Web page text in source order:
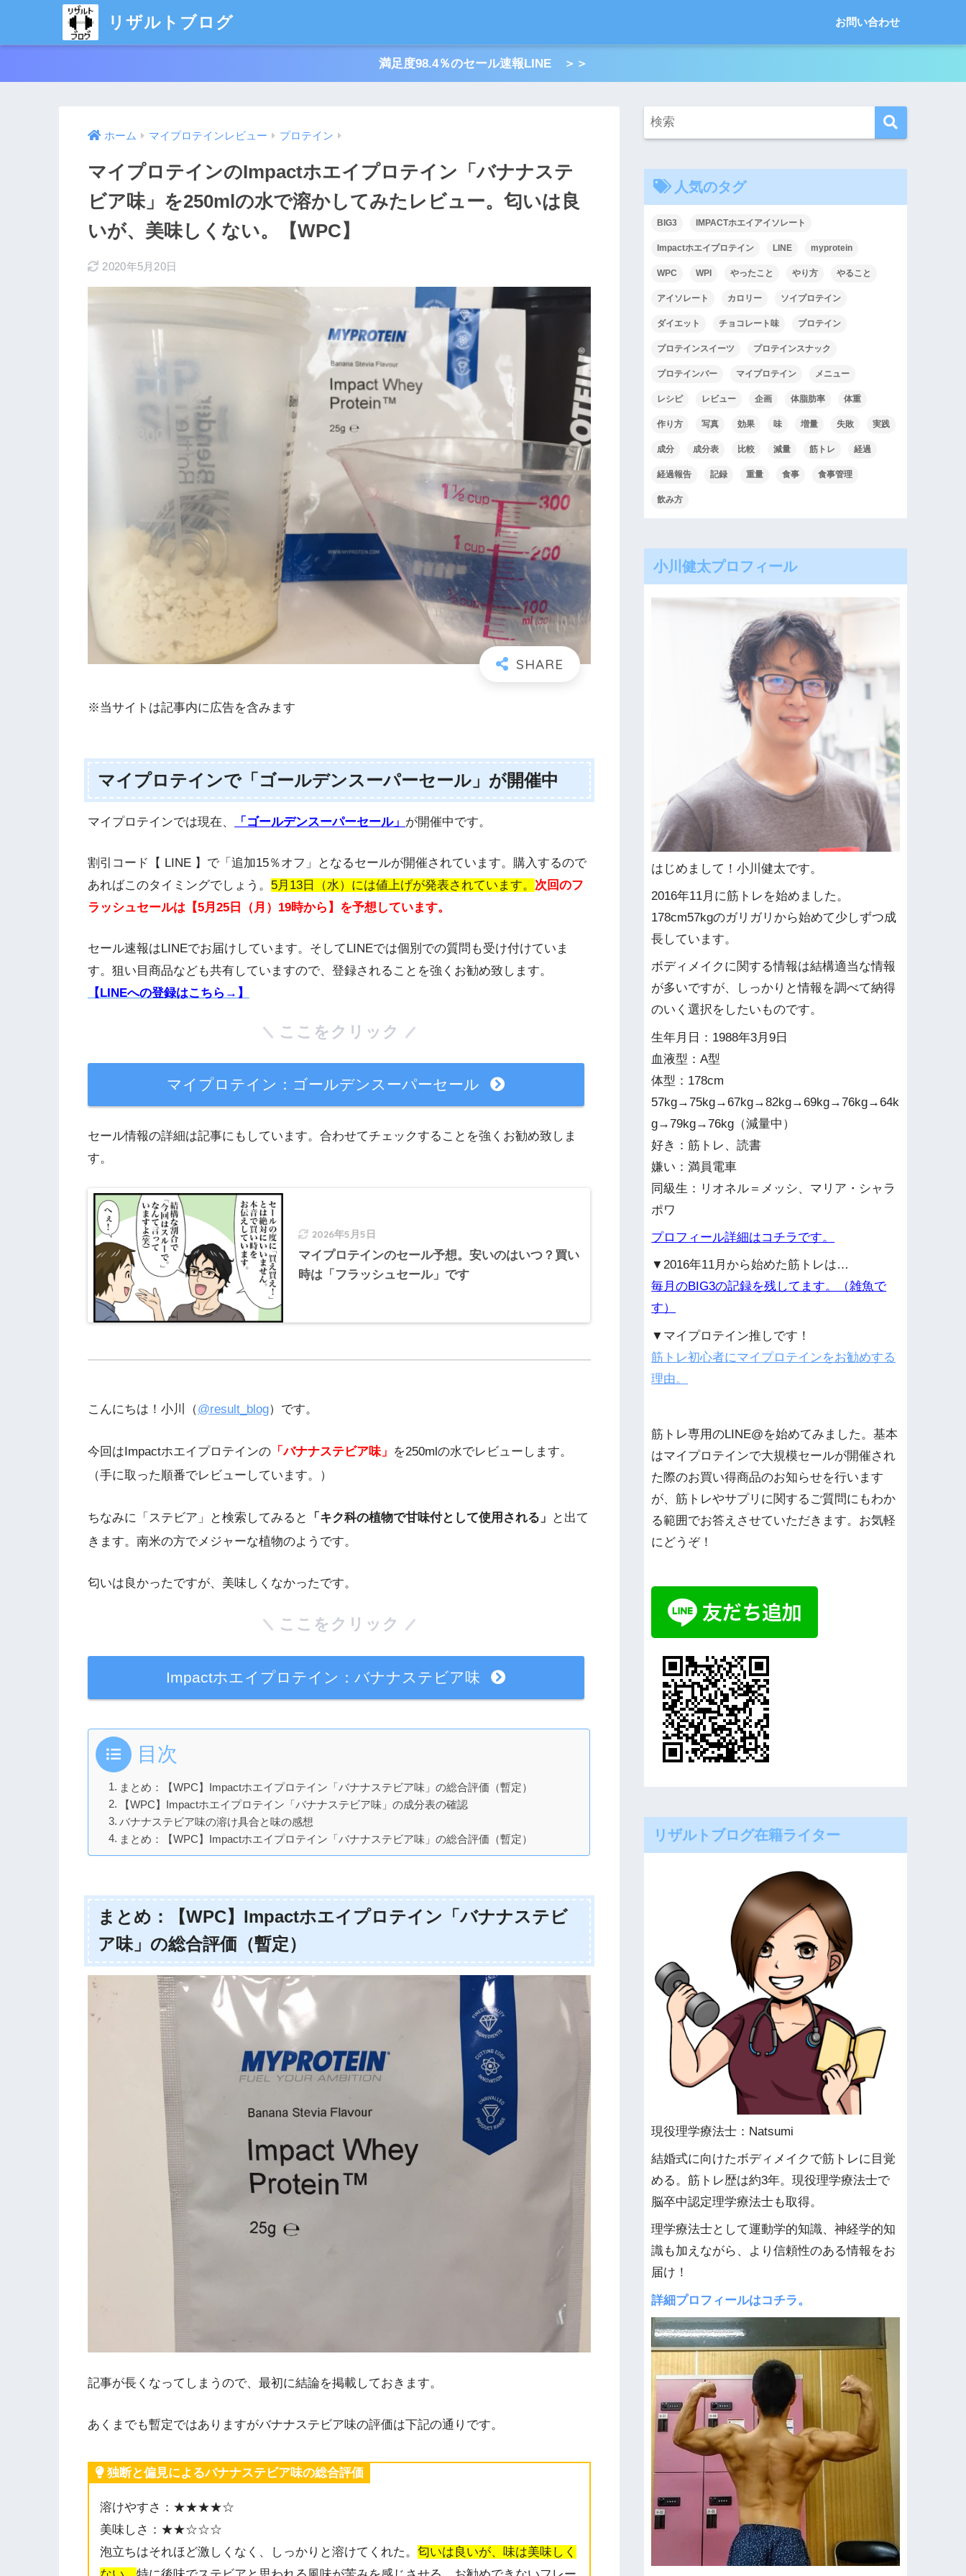
リザルトブログ お問い合わせ
満足度98.4％のセール速報LINE ＞＞
ホーム マイプロテインレビュー プロテイン
マイプロテインのImpactホエイプロテイン「バナナステ
ビア味」を250mlの水で溶かしてみたレビュー。匂いは良
いが、美味しくない。【WPC】
2020年5月20日
※当サイトは記事内に広告を含みます
マイプロテインで「ゴールデンスーパーセール」が開催中
マイプロテインでは現在、 「ゴールデンスーパーセール」 が開催中です。
割引コード【 LINE 】で「追加15％オフ」となるセールが開催されています。購入するので
あればこのタイミングでしょう。 5月13日（水）には値上げが発表されています。 次回のフ
ラッシュセールは【5月25日（月）19時から】を予想しています。
セール速報はLINEでお届けしています。そしてLINEでは個別での質問も受け付けていま
す。狙い目商品なども共有していますので、登録されることを強くお勧め致します。
【LINEへの登録はこちら→】
ここをクリック
マイプロテイン：ゴールデンスーパーセール
セール情報の詳細は記事にもしています。合わせてチェックすることを強くお勧め致しま
す。
2026年5月5日
マイプロテインのセール予想。安いのはいつ？買い
時は「フラッシュセール」です
こんにちは！小川（@result_blog）です。
今回はImpactホエイプロテインの 「バナナステビア味」 を250mlの水でレビューします。
（手に取った順番でレビューしています。）
ちなみに「ステビア」と検索してみると 「キク科の植物で甘味付として使用される」
と出て
きます。南米の方でメジャーな植物のようです。
匂いは良かったですが、美味しくなかったです。
ここをクリック
Impactホエイプロテイン：バナナステビア味
目次
まとめ：【WPC】Impactホエイプロテイン「バナナステビア味」の総合評価（暫定）
【WPC】Impactホエイプロテイン「バナナステビア味」の成分表の確認
バナナステビア味の溶け具合と味の感想
まとめ：【WPC】Impactホエイプロテイン「バナナステビア味」の総合評価（暫定）
まとめ：【WPC】Impactホエイプロテイン「バナナステビ
ア味」の総合評価（暫定）
記事が長くなってしまうので、最初に結論を掲載しておきます。
あくまでも暫定ではありますがバナナステビア味の評価は下記の通りです。
独断と偏見によるバナナステビア味の総合評価
溶けやすさ：★★★★☆
美味しさ：★★☆☆☆
泡立ちはそれほど激しくなく、しっかりと溶けてくれた。 匂いは良いが、味は美味しく
人気のタグ
BIG3 IMPACTホエイアイソレート
Impactホエイプロテイン LINE myprotein
WPC WPI やったこと やり方 やること
アイソレート カロリー ソイプロテイン
ダイエット チョコレート味 プロテイン
プロテインスイーツ プロテインスナック
プロテインバー マイプロテイン メニュー
レシピ レビュー 企画 体脂肪率 体重
作り方 写真 効果 味 増量 失敗 実践
成分 成分表 比較 減量 筋トレ 経過
経過報告 記録 重量 食事 食事管理
飲み方
小川健太プロフィール
はじめまして！小川健太です。
2016年11月に筋トレを始めました。
178cm57kgのガリガリから始めて少しずつ成
長しています。
ボディメイクに関する情報は結構適当な情報
が多いですが、しっかりと情報を調べて納得
のいく選択をしたいものです。
生年月日：1988年3月9日
血液型：A型
体型：178cm
57kg→75kg→67kg→82kg→69kg→76kg→64k
g→79kg→76kg（減量中）
好き：筋トレ、読書
嫌い：満員電車
同級生：リオネル＝メッシ、マリア・シャラ
ポワ
プロフィール詳細はコチラです。
▼2016年11月から始めた筋トレは…
毎月のBIG3の記録を残してます。（雑魚で
す）
▼マイプロテイン推しです！
筋トレ初心者にマイプロテインをお勧めする
理由。
筋トレ専用のLINE@を始めてみました。基本
はマイプロテインで大規模セールが開催され
た際のお買い得商品のお知らせを行います
が、筋トレやサプリに関するご質問にもわか
る範囲でお答えさせていただきます。お気軽
にどうぞ！
リザルトブログ在籍ライター
現役理学療法士：Natsumi
結婚式に向けたボディメイクで筋トレに目覚
める。筋トレ歴は約3年。現役理学療法士で
脳卒中認定理学療法士も取得。
理学療法士として運動学的知識、神経学的知
識も加えながら、より信頼性のある情報をお
届け！
詳細プロフィールはコチラ。